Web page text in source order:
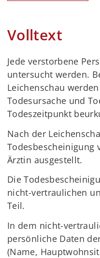
Volltext
Jede verstorbene
untersucht werden.
Leichenschau
Todesursache und
Todeszeitpunkt
Nach der
Todesbescheinigung
Ärztin ausgestellt.
Die
nicht-vertraulichen
Teil.
In dem nicht-
persönliche Daten
(Name,